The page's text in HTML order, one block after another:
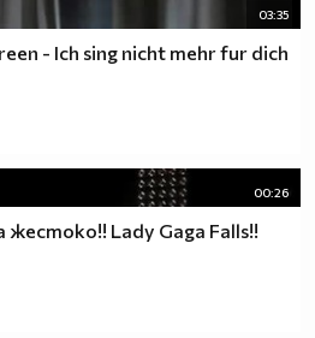
03:35
- Ich sing nicht mehr fur dich
00:26
жестоко!! Lady Gaga Falls!!